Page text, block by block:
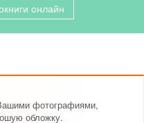
онлайн
фотографиями,
обложку.